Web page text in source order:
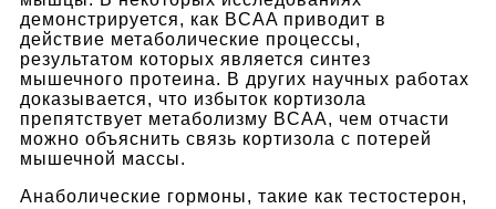
демонстрируется, как BCAA приводит в
действие метаболические процессы,
результатом которых является синтез
мышечного протеина. В других научных работах
доказывается, что избыток кортизола
препятствует метаболизму BCAA, чем отчасти
можно объяснить связь кортизола с потерей
мышечной массы.
Анаболические гормоны, такие как тестостерон,